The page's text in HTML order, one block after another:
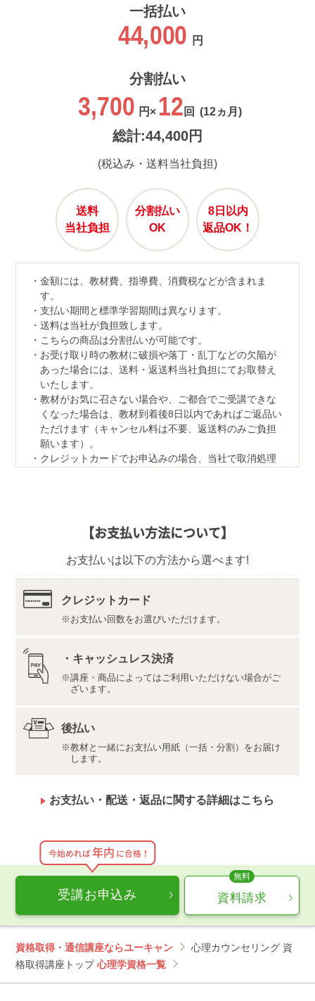
一括払い
44,000 円
分割払い
3,700 円× 12 回 (12ヵ月)
総計:44,400円
(税込み・送料当社負担)
送料
当社負担
分割払い
OK
8日以内
返品OK！
金額には、教材費、指導費、消費税などが含まれま
す。
支払い期間と標準学習期間は異なります。
送料は当社が負担致します。
こちらの商品は分割払いが可能です。
お受け取り時の教材に破損や落丁・乱丁などの欠陥が
あった場合には、送料・返送料当社負担にてお取替え
いたします。
教材がお気に召さない場合や、ご都合でご受講できな
くなった場合は、教材到着後8日以内であればご返品い
ただけます（キャンセル料は不要、返送料のみご負担
願います）。
クレジットカードでお申込みの場合、当社で取消処理
〒350-1111
株式会社ユーキャンロジ
教材の内容・仕様は変更になる場合があります。
認定証は希望者のみ有料で発行いたします。
心理カウンセリング講座にお申込みをいただいたお客
様の個人情報は、当該講座によりなされる資格認定の
当社が当該講座のサービスの提供を委託している団体
である株式会社エクラ・コフレ17に対して提供されま
す。詳しくは当該団体のプライバシーポリシーをご確
認いただき、あらかじめご了承のうえお申込みくださ
【お申込みの前にお読みください】
当講座のカリキュラムは、心理カウンセリングの基礎知
識を身につけるものであり、プロの心理カウンセラーと
おいて、お客様ご自身やご家族などの個人的な内容に関
【エゴグラム性格診断サービスのご利用について】
●スマートフォン・タブレット・パソコンのウェブブラウ
ザからご利用いただけます。
●推奨環境
【スマートフォン・タブレット】iOS 17 × Safari 最新
【パソコン】Windows 11 × Google Chrome / Microsoft
Edge 各最新版、macOS 13 × Safari / Google Chrome 各
【お支払い方法について】
お支払いは以下の方法から選べます!
クレジットカード
お支払い回数をお選びいただけます。
・キャッシュレス決済
講座・商品によってはご利用いただけない場合がご
ざいます。
後払い
教材と一緒にお支払い用紙（一括・分割）をお届け
します。
お支払い・配送・返品に関する詳細はこちら
受講お申込み
今始めれば年内 に合格！
資料請求
資格取得・通信講座ならユーキャン
心理カウンセリング 資
格取得講座トップ 心理学資格一覧